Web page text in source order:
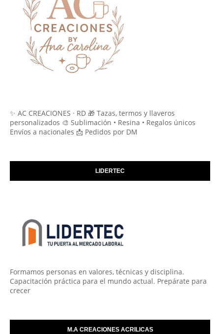
✨ AC CREACIONES · RD 🎁 Tazas, termos y llaveros
personalizados 🎨 Sublimación • Resina • Regalos únicos
Envíos a nacionales 📩 Pedidos por DM
LIDERTEC
Formamos personas en valores, técnicas y disciplina.
Capacitación práctica para el mundo actual. Prepárate para
crecer
M.A CREACIONES ACRILICAS